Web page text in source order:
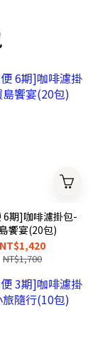
6期]咖啡濾掛包-
饗宴(20包)
NT$1,420
NT$1,700